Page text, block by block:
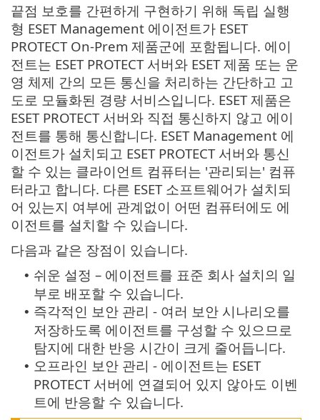
끝점 보호를 간편하게 구현하기 위해 독립 실행
형 ESET Management 에이전트가 ESET
PROTECT On-Prem 제품군에 포함됩니다. 에이
전트는 ESET PROTECT 서버와 ESET 제품 또는 운
영 체제 간의 모든 통신을 처리하는 간단하고 고
도로 모듈화된 경량 서비스입니다. ESET 제품은
ESET PROTECT 서버와 직접 통신하지 않고 에이
전트를 통해 통신합니다. ESET Management 에
이전트가 설치되고 ESET PROTECT 서버와 통신
할 수 있는 클라이언트 컴퓨터는 '관리되는' 컴퓨
터라고 합니다. 다른 ESET 소프트웨어가 설치되
어 있는지 여부에 관계없이 어떤 컴퓨터에도 에
이전트를 설치할 수 있습니다.
다음과 같은 장점이 있습니다.
• 쉬운 설정 – 에이전트를 표준 회사 설치의 일
부로 배포할 수 있습니다.
• 즉각적인 보안 관리 - 여러 보안 시나리오를
저장하도록 에이전트를 구성할 수 있으므로
탐지에 대한 반응 시간이 크게 줄어듭니다.
• 오프라인 보안 관리 - 에이전트는 ESET
PROTECT 서버에 연결되어 있지 않아도 이벤
트에 반응할 수 있습니다.